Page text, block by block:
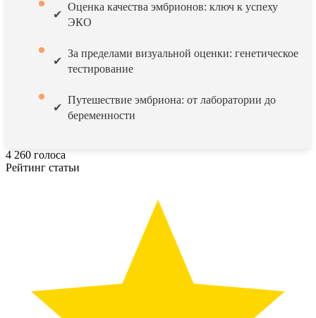
Оценка качества эмбрионов: ключ к успеху
ЭКО
За пределами визуальной оценки: генетическое
тестирование
Путешествие эмбриона: от лаборатории до
беременности
4 260 голоса
Рейтинг статьи